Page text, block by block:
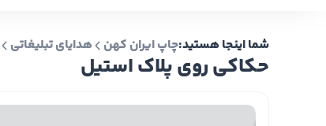
حکاکی روی پلاک استیل
شما اینجا هستید:چاپ ایران کهن هدایای تبلیغاتی